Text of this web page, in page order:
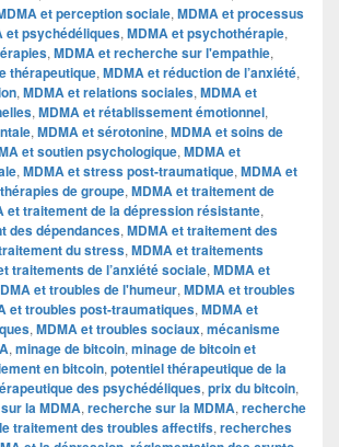
et perception sociale, MDMA et processus
et psychédéliques, MDMA et psychothérapie,
, MDMA et recherche sur l'empathie,
thérapeutique, MDMA et réduction de l’anxiété,
, MDMA et relations sociales, MDMA et
, MDMA et rétablissement émotionnel,
, MDMA et sérotonine, MDMA et soins de
et soutien psychologique, MDMA et
, MDMA et stress post-traumatique, MDMA et
de groupe, MDMA et traitement de
et traitement de la dépression résistante,
des dépendances, MDMA et traitement des
du stress, MDMA et traitements
traitements de l’anxiété sociale, MDMA et
et troubles de l'humeur, MDMA et troubles
et troubles post-traumatiques, MDMA et
, MDMA et troubles sociaux, mécanisme
, minage de bitcoin, minage de bitcoin et
en bitcoin, potentiel thérapeutique de la
des psychédéliques, prix du bitcoin,
la MDMA, recherche sur la MDMA, recherche
traitement des troubles affectifs, recherches